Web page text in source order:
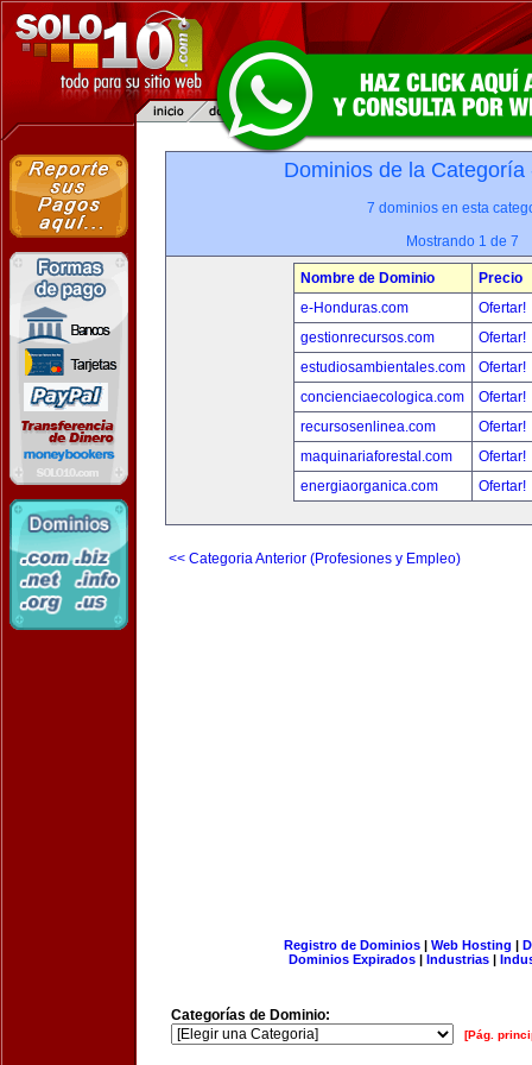
Dominios de la
7 dominios en esta
Mostrando 1 de 7
Nombre de Dominio
Precio
e-Honduras.com
Ofertar!
gestionrecursos.com
Ofertar!
estudiosambientales.com
Ofertar!
concienciaecologica.com
Ofertar!
recursosenlinea.com
Ofertar!
maquinariaforestal.com
Ofertar!
energiaorganica.com
Ofertar!
<< Categoria Anterior (Profesiones y Empleo)
Registro de Dominios| Web Hosting |
Dominios Expirados | Industrias |
Categorías de Dominio:
[Pág.